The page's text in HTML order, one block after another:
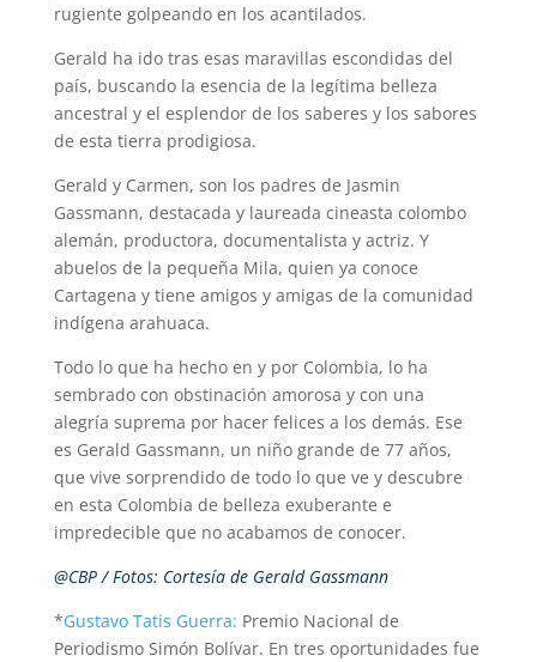
rugiente golpeando en los acantilados.
Gerald ha ido tras esas maravillas escondidas del
país, buscando la esencia de la legítima belleza
ancestral y el esplendor de los saberes y los sabores
de esta tierra prodigiosa.
Gerald y Carmen, son los padres de Jasmin
Gassmann, destacada y laureada cineasta colombo
alemán, productora, documentalista y actriz. Y
abuelos de la pequeña Mila, quien ya conoce
Cartagena y tiene amigos y amigas de la comunidad
indígena arahuaca.
Todo lo que ha hecho en y por Colombia, lo ha
sembrado con obstinación amorosa y con una
alegría suprema por hacer felices a los demás. Ese
es Gerald Gassmann, un niño grande de 77 años,
que vive sorprendido de todo lo que ve y descubre
en esta Colombia de belleza exuberante e
impredecible que no acabamos de conocer.
@CBP / Fotos: Cortesía de Gerald Gassmann
*Gustavo Tatis Guerra: Premio Nacional de
Periodismo Simón Bolívar. En tres oportunidades fue